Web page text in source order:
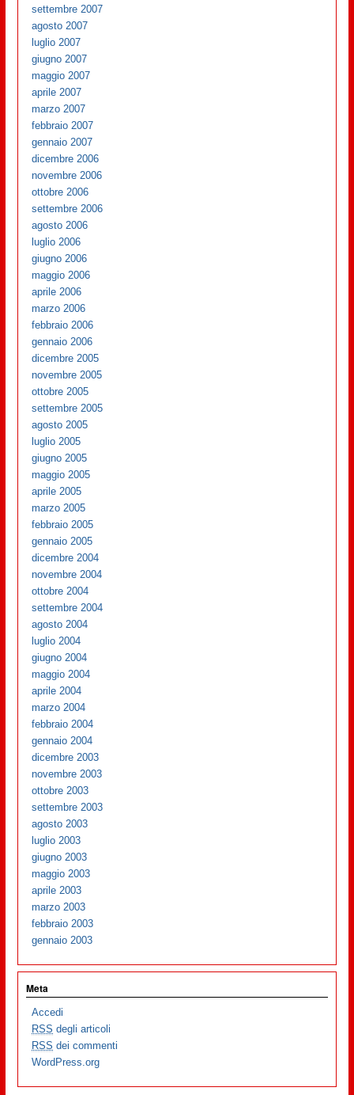
settembre 2007
agosto 2007
luglio 2007
giugno 2007
maggio 2007
aprile 2007
marzo 2007
febbraio 2007
gennaio 2007
dicembre 2006
novembre 2006
ottobre 2006
settembre 2006
agosto 2006
luglio 2006
giugno 2006
maggio 2006
aprile 2006
marzo 2006
febbraio 2006
gennaio 2006
dicembre 2005
novembre 2005
ottobre 2005
settembre 2005
agosto 2005
luglio 2005
giugno 2005
maggio 2005
aprile 2005
marzo 2005
febbraio 2005
gennaio 2005
dicembre 2004
novembre 2004
ottobre 2004
settembre 2004
agosto 2004
luglio 2004
giugno 2004
maggio 2004
aprile 2004
marzo 2004
febbraio 2004
gennaio 2004
dicembre 2003
novembre 2003
ottobre 2003
settembre 2003
agosto 2003
luglio 2003
giugno 2003
maggio 2003
aprile 2003
marzo 2003
febbraio 2003
gennaio 2003
Meta
Accedi
RSS degli articoli
RSS dei commenti
WordPress.org